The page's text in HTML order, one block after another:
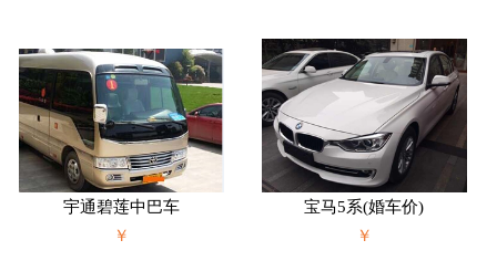
宇通碧莲中巴车
￥
宝马5系(婚车价)
￥